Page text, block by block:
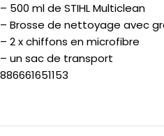
– 500 ml de STIHL Multiclean
– Brosse de nettoyage avec
– 2 x chiffons en microfibre
– un sac de transport
886661651153